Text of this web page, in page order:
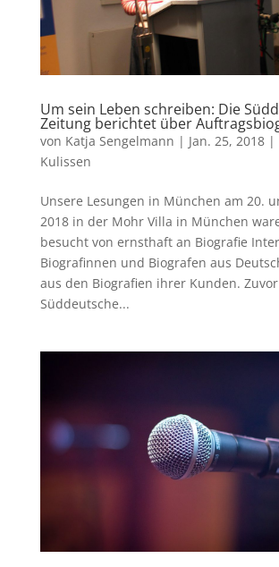
Um sein Leben schreiben: Die
Zeitung berichtet über
von Katja Sengelmann | Jan. 25, 2018|
Kulissen
Unsere Lesungen in München am 20.
2018 in der Mohr Villa in München
besucht von ernsthaft an Biografie
Biografinnen und Biografen aus
aus den Biografien ihrer Kunden.
Süddeutsche...